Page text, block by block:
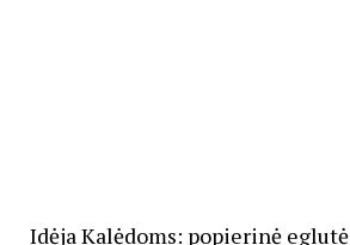
Idėja Kalėdoms: popierinė eglutė